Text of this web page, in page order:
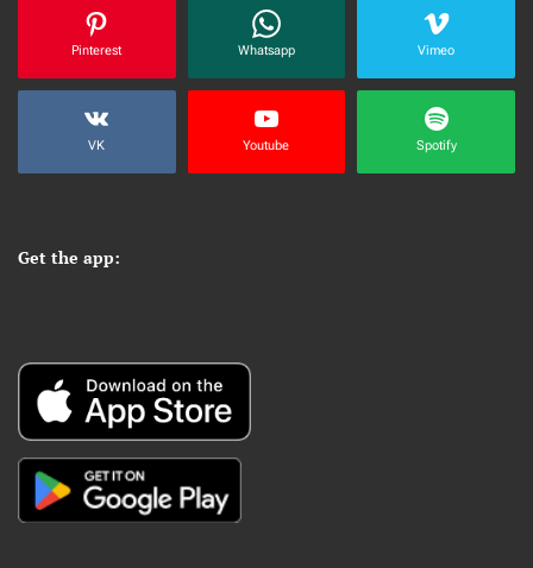
Pinterest Whatsapp Vimeo
VK Youtube Spotify
Get the app: